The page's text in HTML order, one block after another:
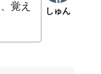
しゅん
覚え